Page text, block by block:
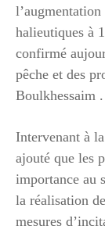
halieutiques à
confirmé
pêche et des
Boulkhessaim .
Intervenant à
ajouté que les
importance au
la réalisation
mesures